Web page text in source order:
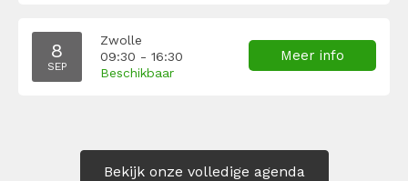
8
SEP
Zwolle
09:30 - 16:30
Beschikbaar
Meer info
Bekijk onze volledige agenda